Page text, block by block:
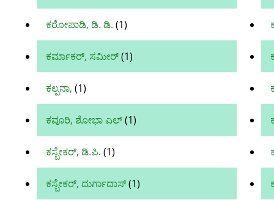
ಕರೋಪಾಡಿ, ಡಿ. ಡಿ. (1)
ಕರ್ಮಾಕರ್, ಸಮೀರ್(1)
ಕಲ್ಪನಾ, (1)
ಕವೂರಿ, ಶೋಭಾ ಎಲ್(1)
ಕಸ್ಬೇಕರ್‌, ಡಿ.ಪಿ. (1)
ಕಸ್ಬೇಕರ್, ದುರ್ಗಾದಾಸ್(1)